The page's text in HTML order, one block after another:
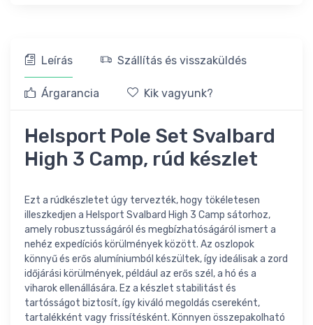
Leírás Szállítás és visszaküldés
Árgarancia Kik vagyunk?
Helsport Pole Set Svalbard
High 3 Camp, rúd készlet
Ezt a rúdkészletet úgy tervezték, hogy tökéletesen
illeszkedjen a Helsport Svalbard High 3 Camp sátorhoz,
amely robusztusságáról és megbízhatóságáról ismert a
nehéz expedíciós körülmények között. Az oszlopok
könnyű és erős alumíniumból készültek, így ideálisak a zord
időjárási körülmények, például az erős szél, a hó és a
viharok ellenállására. Ez a készlet stabilitást és
tartósságot biztosít, így kiváló megoldás csereként,
tartalékként vagy frissítésként. Könnyen összepakolható